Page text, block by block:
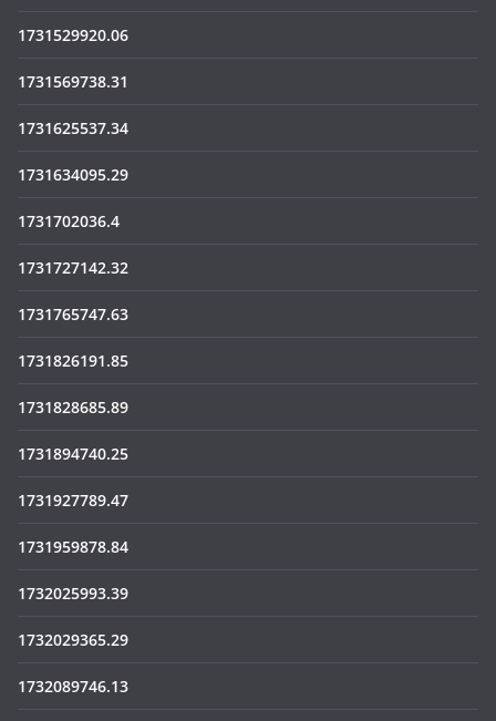
1731529920.06
1731569738.31
1731625537.34
1731634095.29
1731702036.4
1731727142.32
1731765747.63
1731826191.85
1731828685.89
1731894740.25
1731927789.47
1731959878.84
1732025993.39
1732029365.29
1732089746.13